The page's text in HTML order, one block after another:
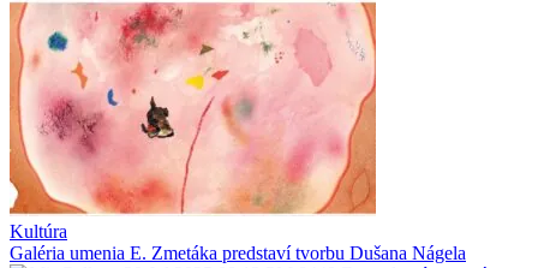
Kultúra
Galéria umenia E. Zmetáka predstaví tvorbu Dušana Nágela